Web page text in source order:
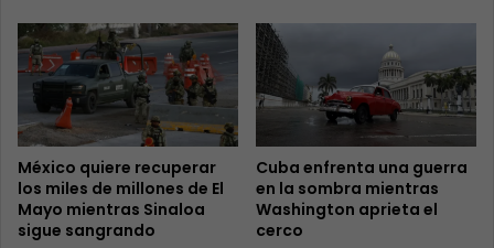
México quiere recuperar
los miles de millones de El
Mayo mientras Sinaloa
sigue sangrando
Cuba enfrenta una guerra
en la sombra mientras
Washington aprieta el
cerco